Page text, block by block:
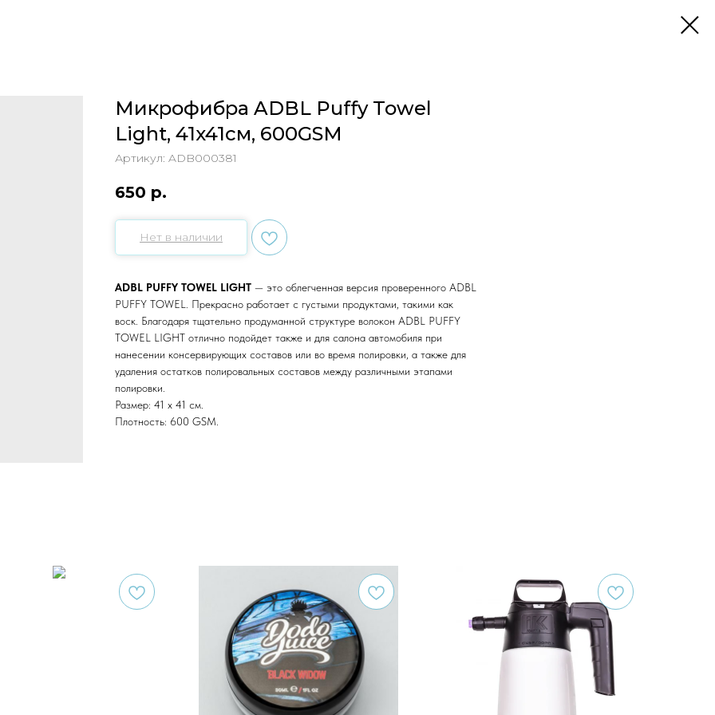
Микрофибра ADBL Puffy Towel
Light, 41x41см, 600GSM
Артикул: ADB000381
650 р.
Нет в наличии
ADBL PUFFY TOWEL LIGHT — это облегченная версия проверенного ADBL
PUFFY TOWEL. Прекрасно работает с густыми продуктами, такими как
воск. Благодаря тщательно продуманной структуре волокон ADBL PUFFY
TOWEL LIGHT отлично подойдет также и для салона автомобиля при
нанесении консервирующих составов или во время полировки, а также для
удаления остатков полировальных составов между различными этапами
полировки.
Размер: 41 х 41 см.
Плотность: 600 GSM.